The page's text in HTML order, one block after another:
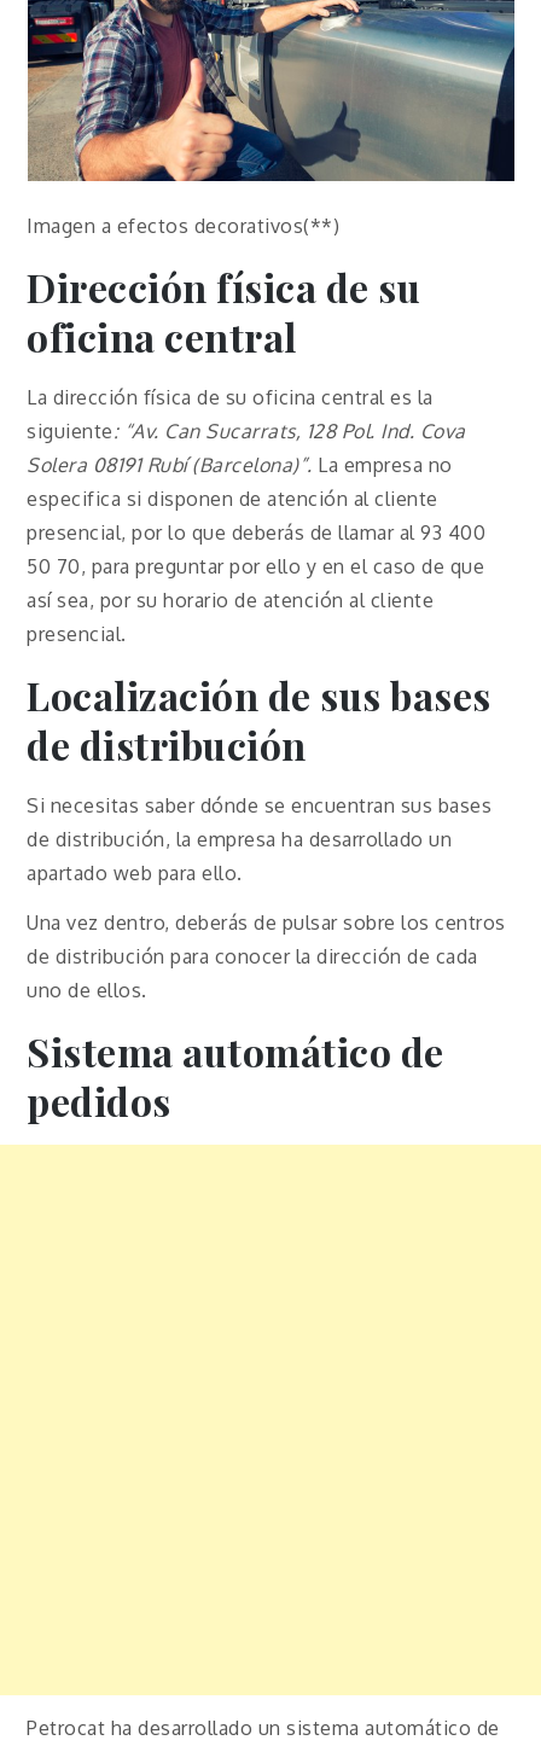
Imagen a efectos decorativos(**)
Dirección física de su
oficina central
La dirección física de su oficina central es la
siguiente: “Av. Can Sucarrats, 128 Pol. Ind. Cova
Solera 08191 Rubí (Barcelona)”. La empresa no
especifica si disponen de atención al cliente
presencial, por lo que deberás de llamar al 93 400
50 70, para preguntar por ello y en el caso de que
así sea, por su horario de atención al cliente
presencial.
Localización de sus bases
de distribución
Si necesitas saber dónde se encuentran sus bases
de distribución, la empresa ha desarrollado un
apartado web para ello.
Una vez dentro, deberás de pulsar sobre los centros
de distribución para conocer la dirección de cada
uno de ellos.
Sistema automático de
pedidos
Petrocat ha desarrollado un sistema automático de